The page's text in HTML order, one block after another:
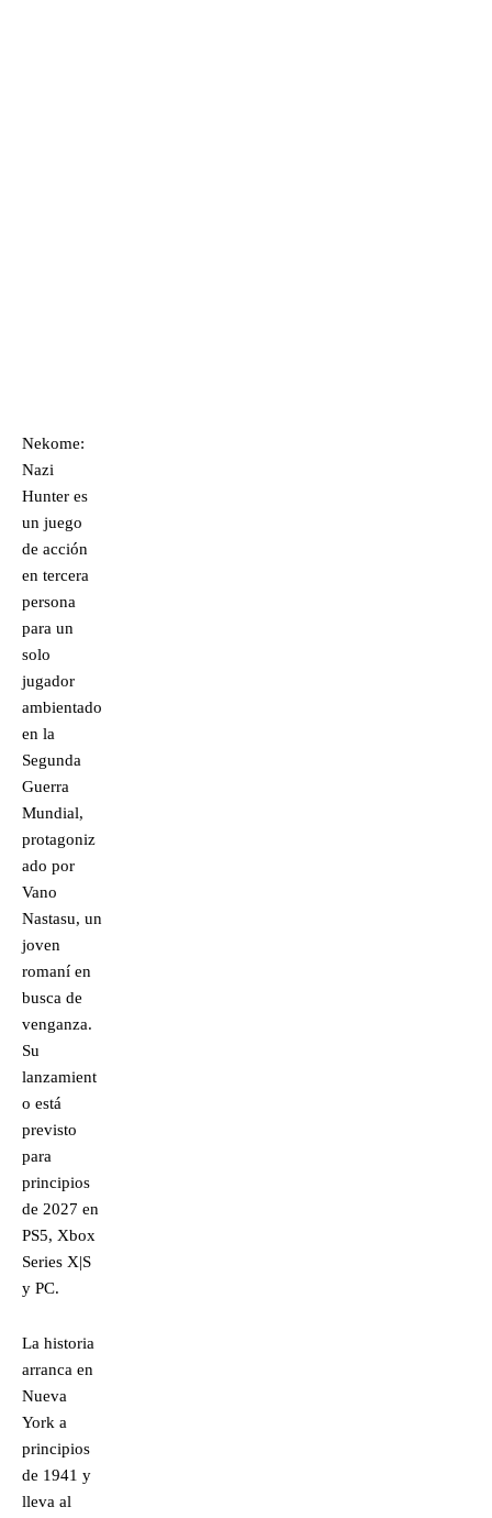
Nekome:
Nazi
Hunter es
un juego
de acción
en tercera
persona
para un
solo
jugador
ambientado
en la
Segunda
Guerra
Mundial,
protagoniz
ado por
Vano
Nastasu, un
joven
romaní en
busca de
venganza.
Su
lanzamient
o está
previsto
para
principios
de 2027 en
PS5, Xbox
Series X|S
y PC.
La historia
arranca en
Nueva
York a
principios
de 1941 y
lleva al